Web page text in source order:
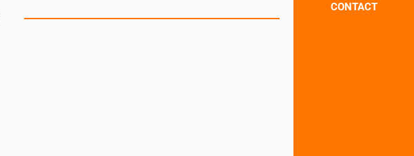
CONTACT